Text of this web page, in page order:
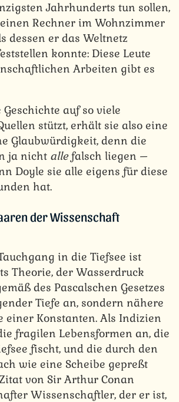
Jahrhunderts tun sollen,
Rechner im Wohnzimmer
dessen er das Weltnetz
konnte: Diese Leute
Arbeiten gibt es
auf so viele
stützt, erhält sie also eine
Glaubwürdigkeit, denn die
ja nicht allefalsch liegen –
Doyle sie alle eigens für diese
hat.
der Wissenschaft
in die Tiefsee ist
Theorie, der Wasserdruck
des Pascalschen Gesetzes
Tiefe an, sondern nähere
einer Konstanten. Als Indizien
fragilen Lebensformen an, die
fischt, und die durch den
wie eine Scheibe gepreßt
von Sir Arthur Conan
Wissenschaftler, der er ist,